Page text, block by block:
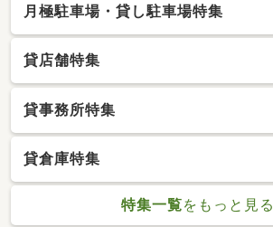
月極駐車場・貸し駐車場特集
貸店舗特集
貸事務所特集
貸倉庫特集
特集一覧をもっと見る